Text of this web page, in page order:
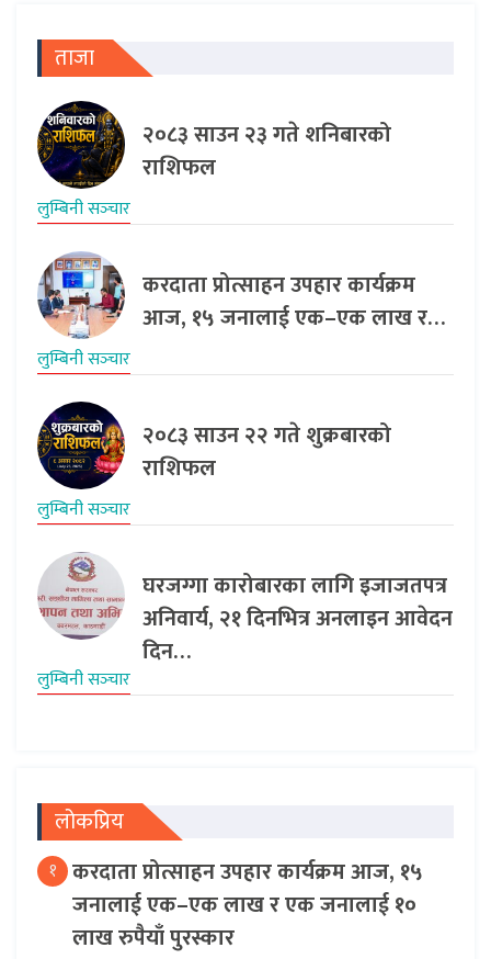
ताजा
२०८३ साउन २३ गते शनिबारको
राशिफल
लुम्बिनी सञ्‍चार
करदाता प्रोत्साहन उपहार कार्यक्रम
आज, १५ जनालाई एक–एक लाख र…
लुम्बिनी सञ्‍चार
२०८३ साउन २२ गते शुक्रबारको
राशिफल
लुम्बिनी सञ्‍चार
घरजग्गा कारोबारका लागि इजाजतपत्र
अनिवार्य, २१ दिनभित्र अनलाइन आवेदन
दिन…
लुम्बिनी सञ्‍चार
लोकप्रिय
१ करदाता प्रोत्साहन उपहार कार्यक्रम आज, १५
जनालाई एक–एक लाख र एक जनालाई १०
लाख रुपैयाँ पुरस्कार